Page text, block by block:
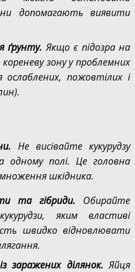
допомагають виявити
ґрунту.Якщо є підозра на
зону у проблемних
ослаблених, пожовтілих і
Не висівайте кукурудзу
одному полі. Це головна
шкідника.
та гібриди. Обирайте
яким властиві
швидко відновлювати
заражених ділянок.Яйця